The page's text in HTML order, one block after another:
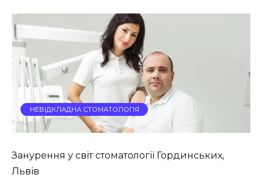
НЕВІДКЛАДНА СТОМАТОЛОГІЯ
Занурення у світ стоматології Гординських,
Львів